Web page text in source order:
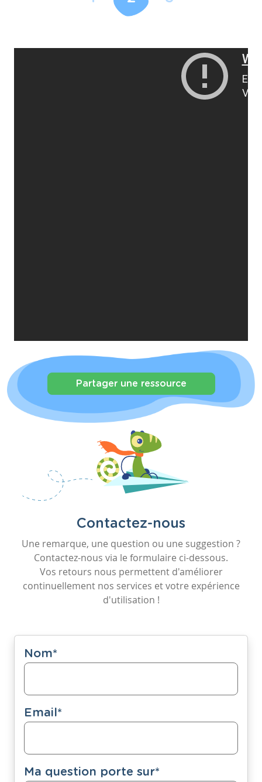
Partager une ressource
Contactez-nous
Une remarque, une question ou une suggestion ?
Contactez-nous via le formulaire ci-dessous.
Vos retours nous permettent d'améliorer
continuellement nos services et votre expérience
d'utilisation !
Nom*
Email*
Ma question porte sur*